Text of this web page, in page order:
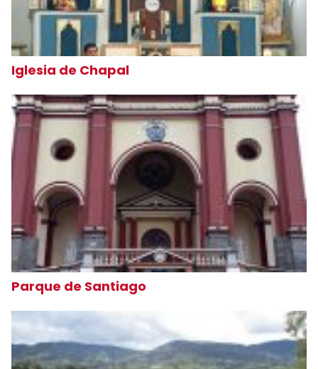
Iglesia de Chapal
Parque de Santiago